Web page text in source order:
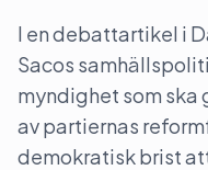
I en debattartikel i
Sacos
myndighet som ska
av partiernas
demokratisk brist